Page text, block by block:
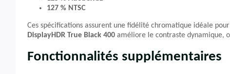
127 % NTSC
Ces spécifications assurent une fidélité chromatique idéale
DisplayHDR True Black 400 améliore le contraste dynamique,
Fonctionnalités supplémentaires